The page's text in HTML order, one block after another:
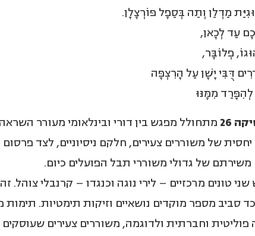
מַדְלֵן וְתֵה בְּסֵפֶל פּוֹרְצֶלָן.
עַד לְכָאן,
פְלוֹבֶּר,
דֻּבִּי יָשָׁן עַל הָרִצְפָּה
לְהִפָּרֵד מִמֶּנּוּ
26
מתחולל מפגש בין דורי ובינלאומי מעורר
של משוררים צעירים, חלקם ניסיוניים, לצד פרסום
של גדולי משוררי תבל הפועלים כיום.
שני טונים מרכזיים – לירי נוגה וכנגדו – קרנבלי צוהל.
סביב מספר מוקדים נושאיים וזיקות תימטיות. תימות
וחברתית ולדוגמה, משוררים צעירים